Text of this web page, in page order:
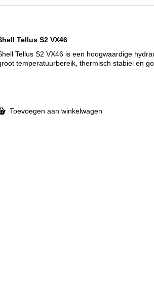
Tellus S2 VX46
Tellus S2 VX46 is een hoogwaardige
temperatuurbereik, thermisch stabiel en
Toevoegen aan winkelwagen